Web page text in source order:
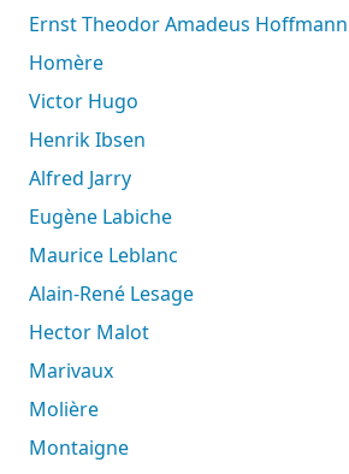
Ernst Theodor Amadeus Hoffmann
Homère
Victor Hugo
Henrik Ibsen
Alfred Jarry
Eugène Labiche
Maurice Leblanc
Alain-René Lesage
Hector Malot
Marivaux
Molière
Montaigne